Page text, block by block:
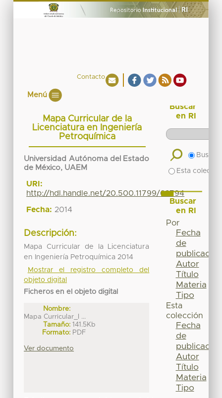
Contacto
Menú
Mapa Curricular de la
Licenciatura en Ingeniería
Petroquímica
Universidad Autónoma del Estado
de México, UAEM
URI:
http://hdl.handle.net/20.500.11799/62794
Fecha: 2014
Descripción:
Mapa Curricular de la Licenciatura
en Ingeniería Petroquímica 2014
Mostrar el registro completo del
objeto digital
Ficheros en el objeto digital
Nombre:
Mapa Curricular_I ...
Tamaño: 141.5Kb
Formato: PDF
Ver documento
Buscar
en RI
Buscar
Esta
Buscar
en RI
Por
Fecha
de
publicación
Autor
Título
Materia
Tipo
Esta
colección
Fecha
de
publicación
Autor
Título
Materia
Tipo